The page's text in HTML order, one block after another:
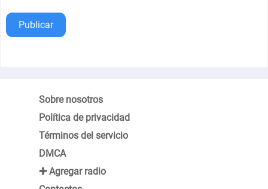
Publicar
Sobre nosotros
Política de privacidad
Términos del servicio
DMCA
✚ Agregar radio